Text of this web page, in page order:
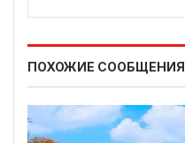
ПОХОЖИЕ СООБЩЕНИЯ